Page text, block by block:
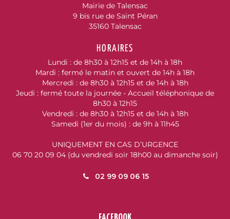
Mairie de Talensac
9 bis rue de Saint Péran
35160 Talensac
HORAIRES
Lundi : de 8h30 à 12h15 et de 14h à 18h
Mardi : fermé le matin et ouvert de 14h à 18h
Mercredi : de 8h30 à 12h15 et de 14h à 18h
Jeudi : fermé toute la journée - Accueil téléphonique de
8h30 à 12h15
Vendredi : de 8h30 à 12h15 et de 14h à 18h
Samedi (1er du mois) : de 9h à 11h45
UNIQUEMENT EN CAS D’URGENCE
06 70 20 09 04 (du vendredi soir 18h00 au dimanche soir)
02 99 09 06 15